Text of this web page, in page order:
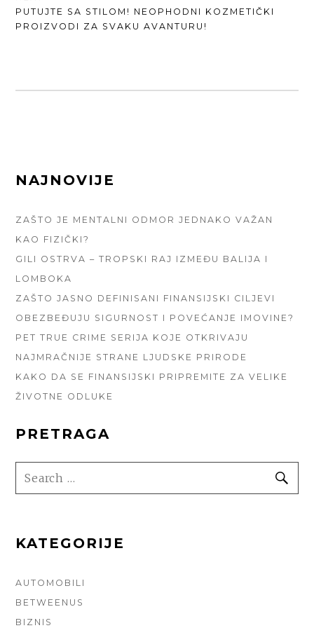
NEXT
POST:
PUTUJTE SA STILOM! NEOPHODNI KOZMETIČKI
PROIZVODI ZA SVAKU AVANTURU!
FOOTER
NAJNOVIJE
ZAŠTO JE MENTALNI ODMOR JEDNAKO VAŽAN
KAO FIZIČKI?
GILI OSTRVA – TROPSKI RAJ IZMEĐU BALIJA I
LOMBOKA
ZAŠTO JASNO DEFINISANI FINANSIJSKI CILJEVI
OBEZBEĐUJU SIGURNOST I POVEĆANJE IMOVINE?
PET TRUE CRIME SERIJA KOJE OTKRIVAJU
NAJMRAČNIJE STRANE LJUDSKE PRIRODE
KAKO DA SE FINANSIJSKI PRIPREMITE ZA VELIKE
ŽIVOTNE ODLUKE
PRETRAGA
SEARCH
FOR:
KATEGORIJE
AUTOMOBILI
BETWEENUS
BIZNIS